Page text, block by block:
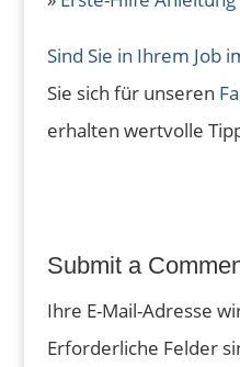
Sind Sie in Ihrem Job
Sie sich für unseren
erhalten wertvolle
Submit a
Ihre E-Mail-Adresse
Erforderliche Felder